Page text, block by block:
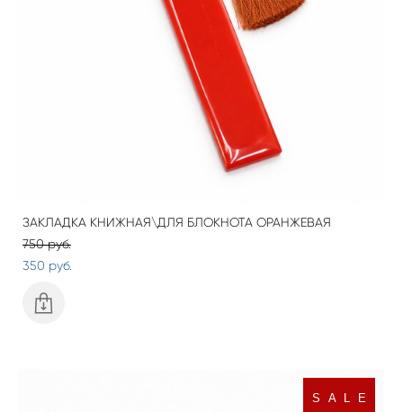
ЗАКЛАДКА КНИЖНАЯ\ДЛЯ БЛОКНОТА ОРАНЖЕВАЯ
750 pуб.
350 pуб.
S A L E